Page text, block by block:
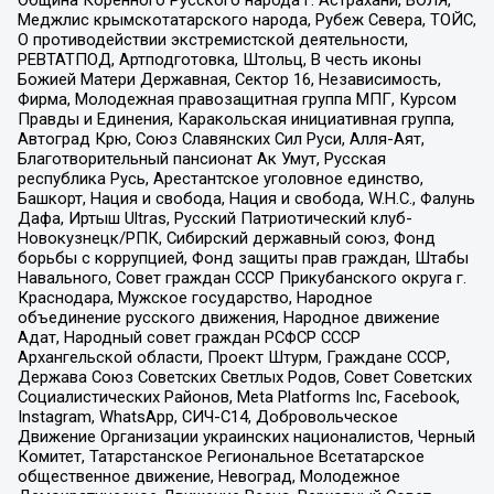
Меджлис крымскотатарского народа, Рубеж Севера, ТОЙС,
О противодействии экстремистской деятельности,
РЕВТАТПОД, Артподготовка, Штольц, В честь иконы
Божией Матери Державная, Сектор 16, Независимость,
Фирма, Молодежная правозащитная группа МПГ, Курсом
Правды и Единения, Каракольская инициативная группа,
Автоград Крю, Союз Славянских Сил Руси, Алля-Аят,
Благотворительный пансионат Ак Умут, Русская
республика Русь, Арестантское уголовное единство,
Башкорт, Нация и свобода, Нация и свобода, W.H.С., Фалунь
Дафа, Иртыш Ultras, Русский Патриотический клуб-
Новокузнецк/РПК, Сибирский державный союз, Фонд
борьбы с коррупцией, Фонд защиты прав граждан, Штабы
Навального, Совет граждан СССР Прикубанского округа г.
Краснодара, Мужское государство, Народное
объединение русского движения, Народное движение
Адат, Народный совет граждан РСФСР СССР
Архангельской области, Проект Штурм, Граждане СССР,
Держава Союз Советских Светлых Родов, Совет Советских
Социалистических Районов, Meta Platforms Inc, Facebook,
Instagram, WhatsApp, СИЧ-С14, Добровольческое
Движение Организации украинских националистов, Черный
Комитет, Татарстанское Региональное Всетатарское
общественное движение, Невоград, Молодежное